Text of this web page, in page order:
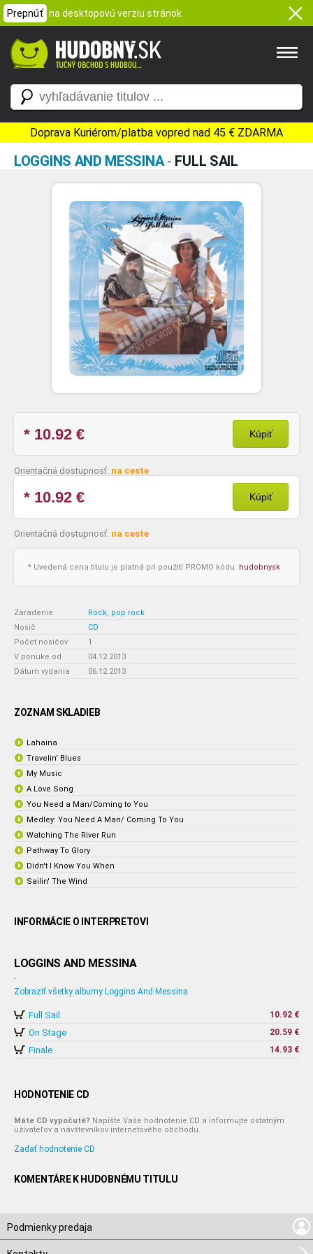
Prepnúť na desktopovú verziu stránok
Doprava Kuriérom/platba vopred nad 45 € ZDARMA
LOGGINS AND MESSINA- FULL SAIL
* 10.92 € Kúpiť
Orientačná dostupnosť: na ceste
* 10.92 € Kúpiť
Orientačná dostupnosť: na ceste
* Uvedená cena titulu je platná pri použití PROMO kódu: hudobnysk
Zaradenie : Rock, pop rock
Nosič
: CD
Počet nosičov
: 1
V ponuke od
: 04.12.2013
Dátum vydania
: 06.12.2013
ZOZNAM SKLADIEB
Lahaina
Travelin' Blues
My Music
A Love Song
You Need a Man/Coming to You
Medley: You Need A Man/ Coming To You
Watching The River Run
Pathway To Glory
Didn't I Know You When
Sailin' The Wind
INFORMÁCIE O INTERPRETOVI
LOGGINS AND MESSINA
-
Zobraziť všetky albumy Loggins And Messina
Full Sail 10.92 €
On Stage 20.59 €
Finale 14.93 €
HODNOTENIE CD
Máte CD vypočuté? Napíšte Vaše hodnotenie CD a informujte ostatným
užívateľov a návštevníkov internetového obchodu.
Zadať hodnotenie CD
KOMENTÁRE K HUDOBNÉMU TITULU
Podmienky predaja